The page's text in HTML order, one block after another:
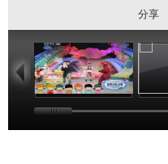
分享
04:26